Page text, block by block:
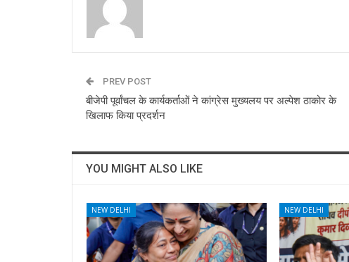
PREV POST
बीजेपी पूर्वांचल के कार्यकर्ताओं ने कांग्रेस मुख्यलय पर अल्पेश ठाकोर के
खिलाफ किया प्रदर्शन
YOU MIGHT ALSO LIKE
NEW DELHI NEW DELHI